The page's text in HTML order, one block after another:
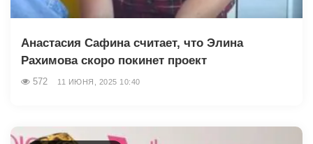
Анастасия Сафина считает, что Элина
Рахимова скоро покинет проект
572 11 ИЮНЯ, 2025 10:40